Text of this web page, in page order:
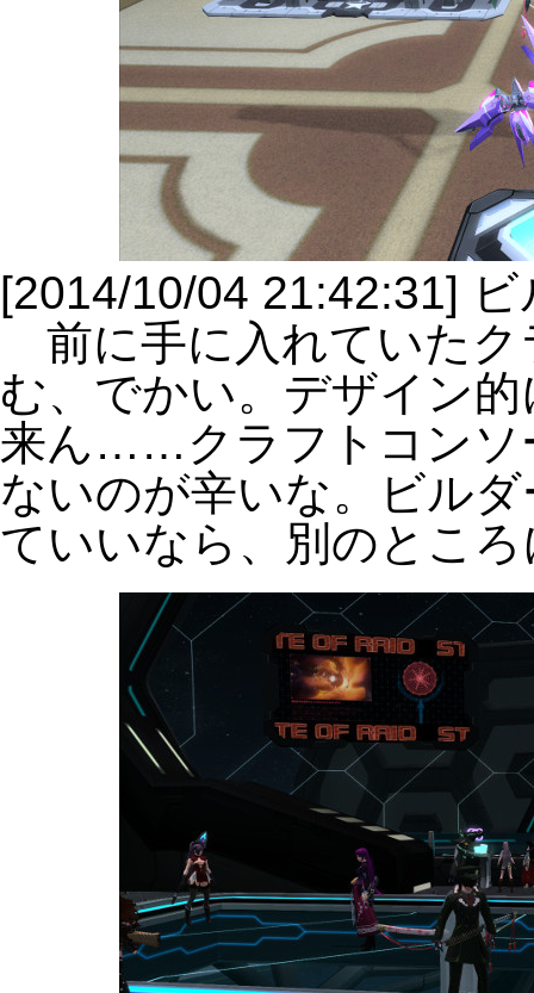
[2014/10/04 21:42:31]
前に手に入れていたク
む、でかい。デザイン
来ん……クラフトコンソ
ないのが辛いな。ビル
ていいなら、別のとこ